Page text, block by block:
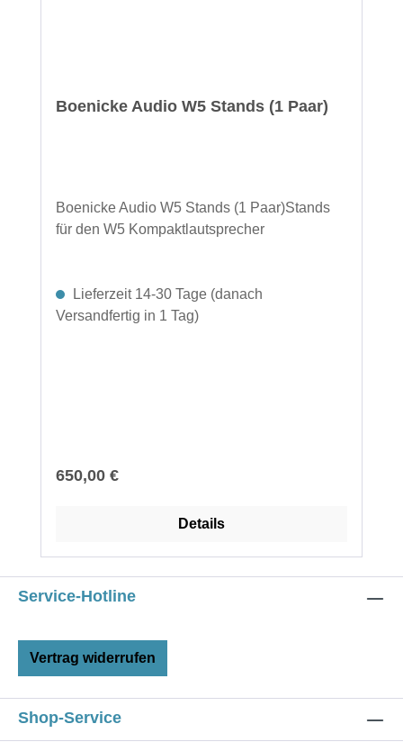
Boenicke Audio W5 Stands (1 Paar)
Boenicke Audio W5 Stands (1 Paar)Stands
für den W5 Kompaktlautsprecher
Lieferzeit 14-30 Tage (danach
Versandfertig in 1 Tag)
Regulärer Preis:
650,00 €
Details
Service-Hotline
Vertrag widerrufen
Shop-Service